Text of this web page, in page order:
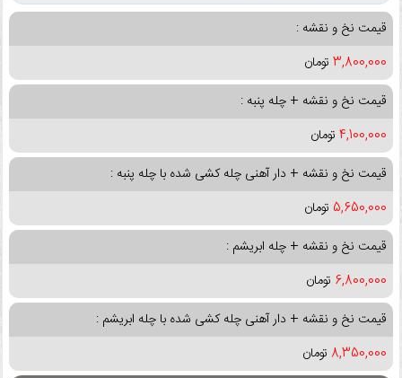
قیمت نخ و نقشه :
3,800,000 تومان
قیمت نخ و نقشه + چله پنبه :
4,100,000 تومان
قیمت نخ و نقشه + دار آهنی چله کشی شده با چله پنبه :
5,650,000 تومان
قیمت نخ و نقشه + چله ابریشم :
6,800,000 تومان
قیمت نخ و نقشه + دار آهنی چله کشی شده با چله ابریشم :
8,350,000 تومان